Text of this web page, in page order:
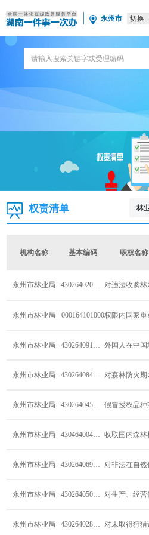
永州市 切换
权责清单
机构名称 基本编码 职权名称
永州市林业局 430264020W00
永州市林业局 000164101000
永州市林业局 430264091W00
永州市林业局 430264084W00
永州市林业局 430264045W0Y
永州市林业局 430464004W00
永州市林业局 430264069W00
永州市林业局 430264050W00
永州市林业局 430264028W00